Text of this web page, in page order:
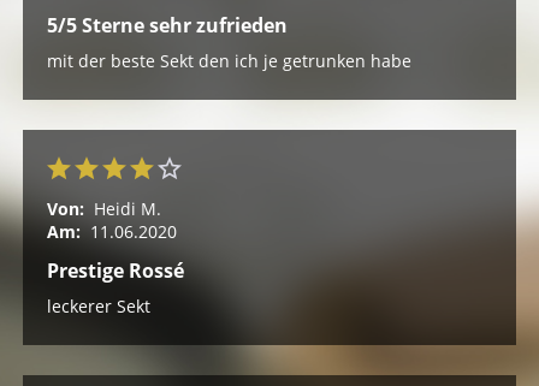
5/5 Sterne sehr zufrieden
mit der beste Sekt den ich je getrunken habe
Von: Heidi M.
Am: 11.06.2020
Prestige Rossé
leckerer Sekt